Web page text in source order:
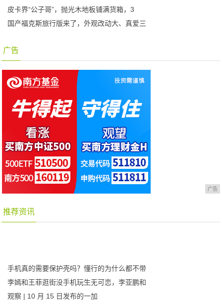
皮卡界“公子哥”，抛光木地板铺满货箱，3
国产福克斯旅行版来了，外观改动大、真爱三
广告
广告
推荐资讯
手机真的需要保护壳吗？懂行的为什么都不带
李嫣和王菲逛街没手机玩生无可恋，李亚鹏和
观察 | 10 月 15 日发布的一加